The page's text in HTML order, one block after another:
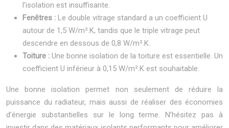
l’isolation est insuffisante.
Fenêtres : Le double vitrage standard a un coefficient U
autour de 1,5 W/m².K, tandis que le triple vitrage peut
descendre en dessous de 0,8 W/m².K.
Toiture : Une bonne isolation de la toiture est essentielle. Un
coefficient U inférieur à 0,15 W/m².K est souhaitable.
Une bonne isolation permet non seulement de réduire la
puissance du radiateur, mais aussi de réaliser des économies
d’énergie substantielles sur le long terme. N’hésitez pas à